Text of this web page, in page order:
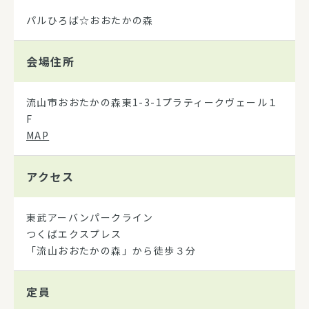
パルひろば☆おおたかの森
会場住所
流山市おおたかの森東1-3-1プラティークヴェール１
F
MAP
アクセス
東武アーバンパークライン
つくばエクスプレス
「流山おおたかの森」から徒歩３分
定員